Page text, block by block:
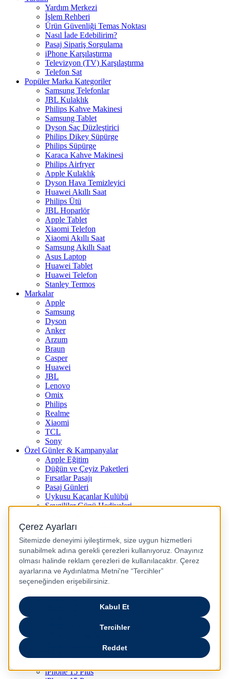
Yardım Merkezi
İşlem Rehberi
Ürün Güvenliği Temas Noktası
Nasıl İade Edebilirim?
Pasaj Sipariş Sorgulama
iPhone Karşılaştırma
Televizyon (TV) Karşılaştırma
Telefon Sat
Popüler Marka Kategoriler
Samsung Telefonlar
JBL Kulaklık
Philips Kahve Makinesi
Samsung Tablet
Dyson Saç Düzleştirici
Philips Dikey Süpürge
Philips Süpürge
Karaca Kahve Makinesi
Philips Airfryer
Apple Kulaklık
Dyson Hava Temizleyici
Huawei Akıllı Saat
Philips Ütü
JBL Hoparlör
Apple Tablet
Xiaomi Telefon
Xiaomi Akıllı Saat
Samsung Akıllı Saat
Asus Laptop
Huawei Tablet
Huawei Telefon
Stanley Termos
Markalar
Apple
Samsung
Dyson
Anker
Arzum
Braun
Casper
Huawei
JBL
Lenovo
Omix
Philips
Realme
Xiaomi
TCL
Sony
Özel Günler & Kampanyalar
Apple Eğitim
Düğün ve Çeyiz Paketleri
Fırsatlar Pasajı
Pasaj Günleri
Uykusu Kaçanlar Kulübü
Sevgililer Günü Hediyeleri
Vergisiz Bilgisayarlar
Karne Hediyeleri
Kurban Bayramı Kampanyası
Resmi Tatil Günleri
Pasaj Ödeme Teklifleri
Anneler Günü Hediyeleri
Babalar Günü
Popüler Ürünler
iPhone 17 Pro Max
iPhone 15 Plus